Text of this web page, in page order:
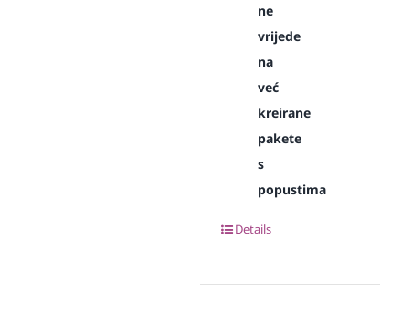
ne
vrijede
na
već
kreirane
pakete
s
popustima
Details